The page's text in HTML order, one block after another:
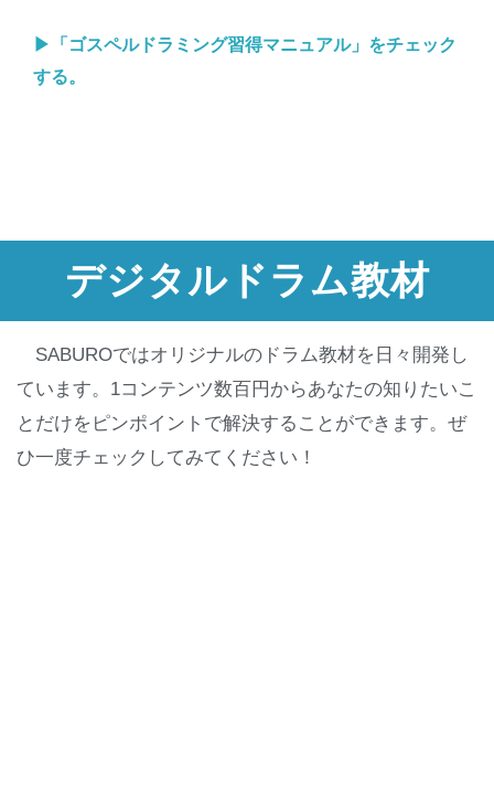
▶︎「ゴスペルドラミング習得マニュアル」をチェック
する。
デジタルドラム教材
SABUROではオリジナルのドラム教材を日々開発し
ています。1コンテンツ数百円からあなたの知りたいこ
とだけをピンポイントで解決することができます。ぜ
ひ一度チェックしてみてください！